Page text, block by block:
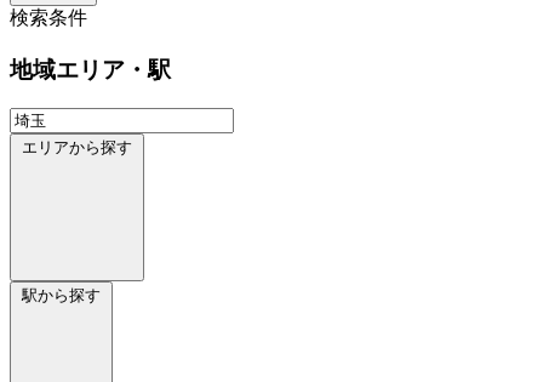
検索条件
地域エリア・駅
エリアから探す
駅から探す